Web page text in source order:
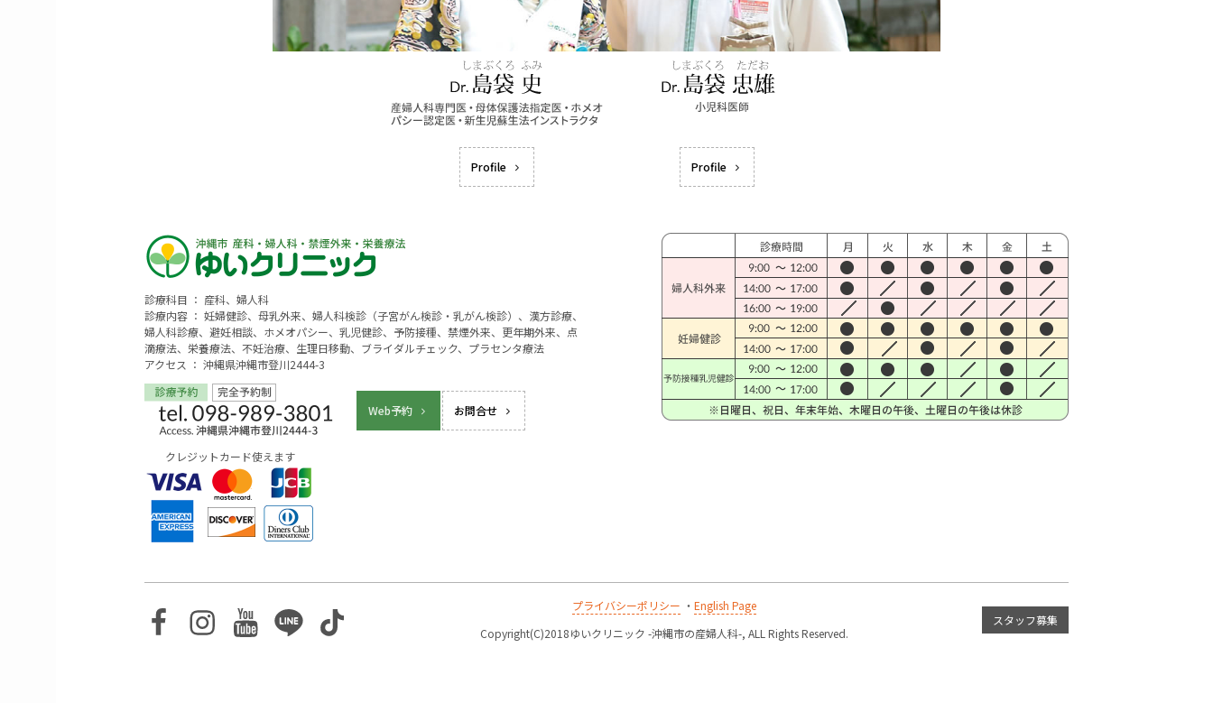
Profile Profile
診療科目 ： 産科、婦人科
診療内容 ： 妊婦健診、母乳外来、婦人科検診（子宮がん検診・乳がん検診）、漢方診療、
婦人科診療、避妊相談、ホメオパシー、乳児健診、予防接種、禁煙外来、更年期外来、点
滴療法、栄養療法、不妊治療、生理日移動、ブライダルチェック、プラセンタ療法
アクセス ： 沖縄県沖縄市登川2444-3
Web予約 お問合せ
クレジットカード使えます
Facebook
Instagram
Youtube
LineTikTok プライバシーポリシー ・ English Page
Copyright(C)2018ゆいクリニック -沖縄市の産婦人科-, ALL Rights Reserved.
スタッフ募集